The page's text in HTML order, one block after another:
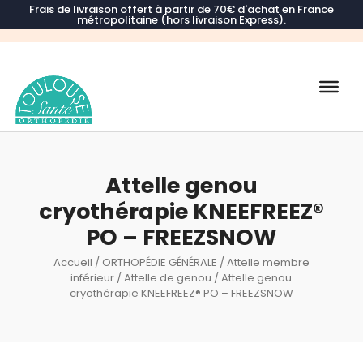
Frais de livraison offert à partir de 70€ d'achat en France
métropolitaine (hors livraison Express).
Recherche
Attelle genou
cryothérapie KNEEFREEZ®
PO – FREEZSNOW
Accueil / ORTHOPÉDIE GÉNÉRALE /Attelle membre
inférieur /Attelle de genou / Attelle genou
cryothérapie KNEEFREEZ® PO – FREEZSNOW